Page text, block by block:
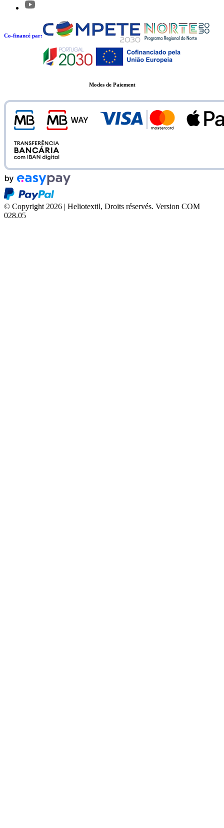
Co-financé par:
Modes de Paiement
© Copyright 2026 | Heliotextil, Droits réservés. Version COM
028.05